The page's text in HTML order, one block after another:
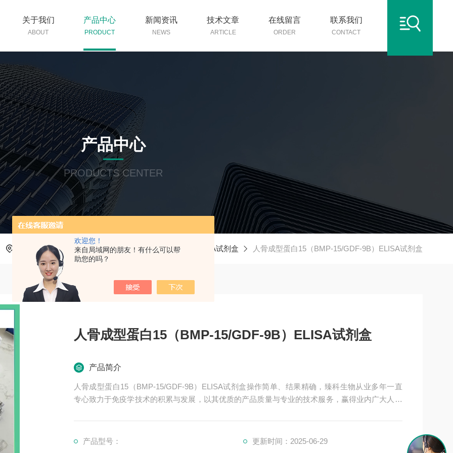
欢迎您！
来自局域网的朋友！有什么可以帮
助您的吗？
关于我们
ABOUT
产品中心
PRODUCT
新闻资讯
NEWS
技术文章
ARTICLE
在线留言
ORDER
联系我们
CONTACT
产品中心
PRODUCTS CENTER
当前位置：首页 产品中心 ELISA试剂盒 人ELISA试剂盒 人骨成型蛋白15（BMP-15/GDF-9B）ELISA试剂盒
人骨成型蛋白15（BMP-15/GDF-9B）ELISA试剂盒
产品简介
人骨成型蛋白15（BMP-15/GDF-9B）ELISA试剂盒操作简单、结果精确，臻科生物从业多年一直
专心致力于免疫学技术的积累与发展，以其优质的产品质量与专业的技术服务，赢得业内广大人士
产品型号： 更新时间：2025-06-29